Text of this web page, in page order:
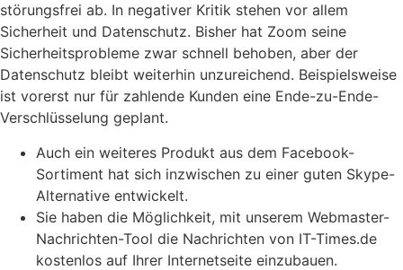
störungsfrei ab. In negativer Kritik stehen vor allem
Sicherheit und Datenschutz. Bisher hat Zoom seine
Sicherheitsprobleme zwar schnell behoben, aber der
Datenschutz bleibt weiterhin unzureichend. Beispielsweise
ist vorerst nur für zahlende Kunden eine Ende-zu-Ende-
Verschlüsselung geplant.
Auch ein weiteres Produkt aus dem Facebook-
Sortiment hat sich inzwischen zu einer guten Skype-
Alternative entwickelt.
Sie haben die Möglichkeit, mit unserem Webmaster-
Nachrichten-Tool die Nachrichten von IT-Times.de
kostenlos auf Ihrer Internetseite einzubauen.